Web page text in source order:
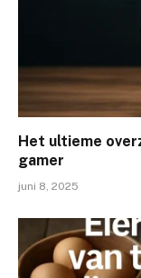
Het ultieme
gamer
juni 8, 2025